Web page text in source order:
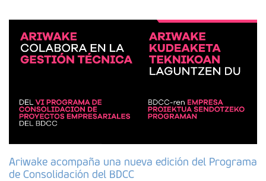
Ariwake acompaña una nueva edición del Programa
de Consolidación del BDCC